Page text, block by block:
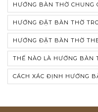
HƯỚNG BÀN THỜ CHUNG
HƯỚNG ĐẶT BÀN THỜ
HƯỚNG ĐẶT BÀN THỜ
THẾ NÀO LÀ HƯỚNG BÀN
CÁCH XÁC ĐỊNH HƯỚNG